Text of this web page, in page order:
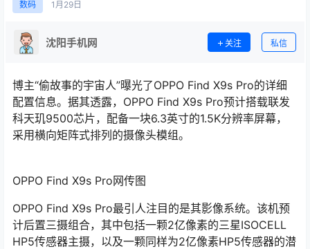
数码 1月 29日
沈阳手机网 关注 私信
博主“偷故事的宇宙人”曝光了OPPO Find X9s Pro的详细
配置信息。据其透露，OPPO Find X9s Pro预计搭载联发
科天玑9500芯片，配备一块6.3英寸的1.5K分辨率屏幕，
采用横向矩阵式排列的摄像头模组。
OPPO Find X9s Pro网传图
OPPO Find X9s Pro最引人注目的是其影像系统。该机预
计后置三摄组合，其中包括一颗2亿像素的三星ISOCELL
HP5传感器主摄，以及一颗同样为2亿像素HP5传感器的潜